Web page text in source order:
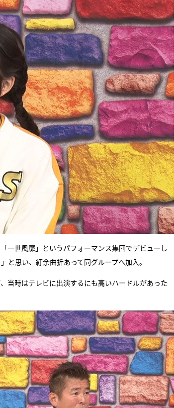
一世風靡」というパフォーマンス集団でデビューし
思い、紆余曲折あって同グループへ加入。
当時はテレビに出演するにも高いハードルがあった